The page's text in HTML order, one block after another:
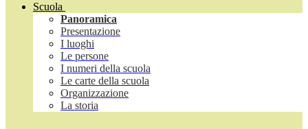
Scuola
Panoramica
Presentazione
I luoghi
Le persone
I numeri della scuola
Le carte della scuola
Organizzazione
La storia